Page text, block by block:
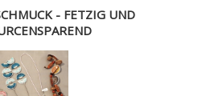
- FETZIG UND